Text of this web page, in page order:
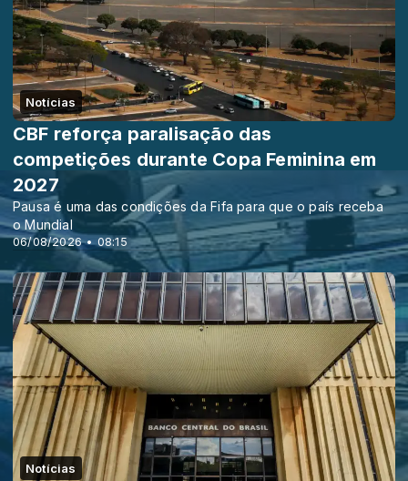
Notícias
06/08/2026 • 08:15
CBF reforça paralisação das
competições durante Copa Feminina em
2027
Pausa é uma das condições da Fifa para que o país receba
o Mundial
Notícias